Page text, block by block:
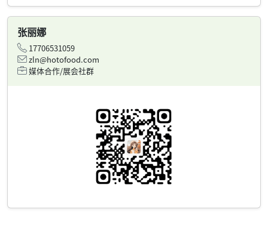
张丽娜
17706531059
zln@hotofood.com
媒体合作/展会社群